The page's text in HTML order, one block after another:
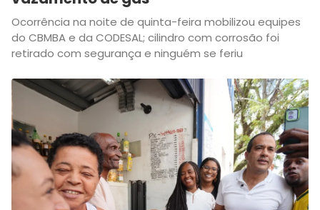
Ocorrência na noite de quinta-feira mobilizou equipes
do CBMBA e da CODESAL; cilindro com corrosão foi
retirado com segurança e ninguém se feriu